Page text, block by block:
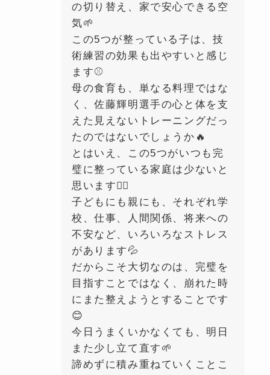
の切り替え、家で安心できる空
気🌱
この5つが整っている子は、技
術練習の効果も出やすいと感じ
ます⚾️
母の食育も、単なる料理ではな
く、佐藤輝明選手の心と体を支
えた見えないトレーニングだっ
たのではないでしょうか🔥
とはいえ、この5つがいつも完
璧に整っている家庭は少ないと
思います🙂‍↕️
子どもにも親にも、それぞれ学
校、仕事、人間関係、将来への
不安など、いろいろなストレス
があります💦
だからこそ大切なのは、完璧を
目指すことではなく、崩れた時
にまた整えようとすることです
😊
今日うまくいかなくても、明日
また少し立て直す🌱
諦めずに積み重ねていくことこ